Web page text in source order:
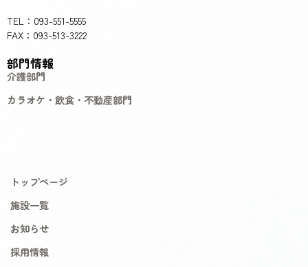
TEL：093-551-5555
FAX：093-513-3222
部門情報
介護部門
カラオケ・飲食・不動産部門
トップページ
施設一覧
お知らせ
採用情報